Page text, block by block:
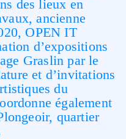
des lieux en
ancienne
OPEN IT
d’expositions
Graslin par le
et d’invitations
du
également
quartier